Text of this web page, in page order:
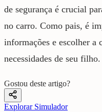
de segurança é crucial
no carro. Como pais, é
informações e escolher a
necessidades de seu filho.
Gostou deste artigo?
Explorar Simulador